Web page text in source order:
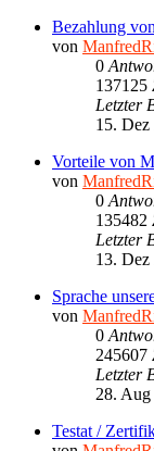
Bezahlung
von
0
137125
Letzter
15. Dez
Vorteile von
von
0
135482
Letzter
13. Dez
Sprache
von
0
245607
Letzter
28.
Testat /